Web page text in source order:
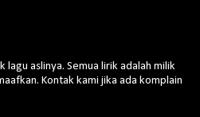
aslinya. Semua lirik adalah milik
Kontak kami jika ada komplain